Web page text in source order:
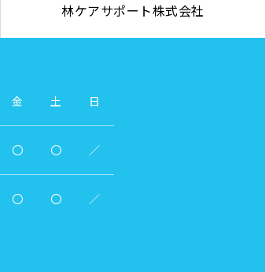
林ケアサポート株式会社
金 土 日
〇 〇 ／
〇 〇 ／